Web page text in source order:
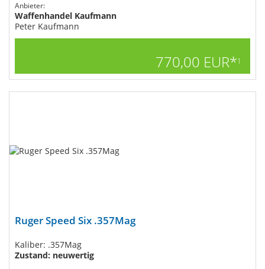
Anbieter:
Waffenhandel Kaufmann
Peter Kaufmann
770,00 EUR*1
Ruger Speed Six .357Mag
Kaliber: .357Mag
Zustand: neuwertig